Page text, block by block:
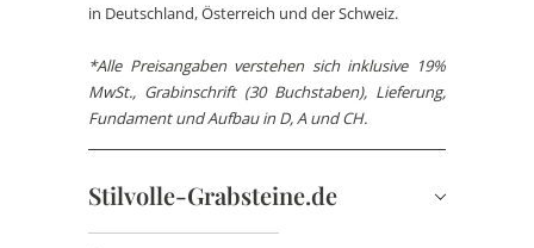
in Deutschland, Österreich und der Schweiz.
*Alle Preisangaben verstehen sich inklusive 19%
MwSt., Grabinschrift (30 Buchstaben), Lieferung,
Fundament und Aufbau in D, A und CH.
Stilvolle-Grabsteine.de